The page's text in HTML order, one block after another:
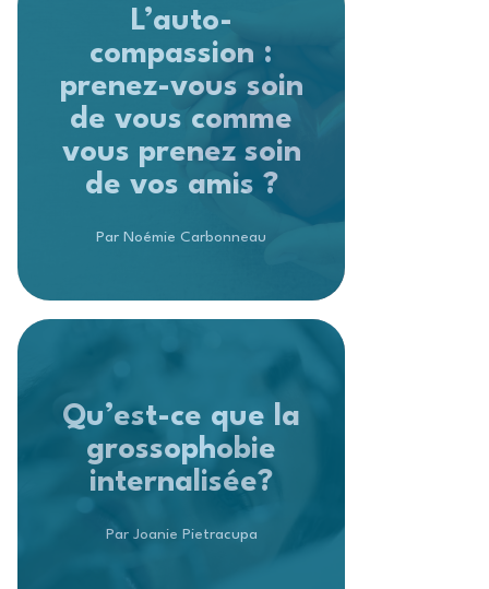
L’auto-
compassion :
prenez-vous soin
de vous comme
vous prenez soin
de vos amis ?
Par Noémie Carbonneau
Qu’est-ce que la
grossophobie
internalisée?
Par Joanie Pietracupa